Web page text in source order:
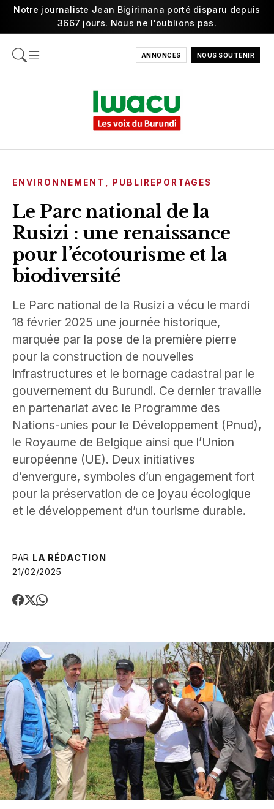
Notre journaliste Jean Bigirimana porté disparu depuis
3667 jours. Nous ne l'oublions pas.
ANNONCES NOUS SOUTENIR
ENVIRONNEMENT PUBLIREPORTAGES
Le Parc national de la
Rusizi : une renaissance
pour l’écotourisme et la
biodiversité
Le Parc national de la Rusizi a vécu le mardi
18 février 2025 une journée historique,
marquée par la pose de la première pierre
pour la construction de nouvelles
infrastructures et le bornage cadastral par le
gouvernement du Burundi. Ce dernier travaille
en partenariat avec le Programme des
Nations-unies pour le Développement (Pnud),
le Royaume de Belgique ainsi que l’Union
européenne (UE). Deux initiatives
d’envergure, symboles d’un engagement fort
pour la préservation de ce joyau écologique
et le développement d’un tourisme durable.
PAR LA RÉDACTION
21/02/2025